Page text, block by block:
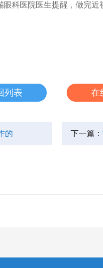
医院医生提醒，做完近
列表 在
的 下一篇：